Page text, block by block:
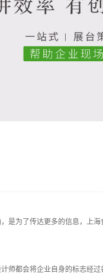
为了传达更多的信息，上
都会将企业自身的标志经